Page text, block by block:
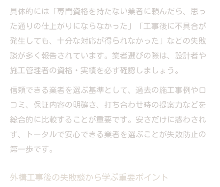
具体的には「専門資格を持たない業者に頼んだら、思っ
た通りの仕上がりにならなかった」「工事後に不具合が
発生しても、十分な対応が得られなかった」などの失敗
談が多く報告されています。業者選びの際は、設計者や
施工管理者の資格・実績を必ず確認しましょう。
信頼できる業者を選ぶ基準として、過去の施工事例や口
コミ、保証内容の明確さ、打ち合わせ時の提案力などを
総合的に比較することが重要です。安さだけに惑わされ
ず、トータルで安心できる業者を選ぶことが失敗防止の
第一歩です。
外構工事後の失敗談から学ぶ重要ポイント